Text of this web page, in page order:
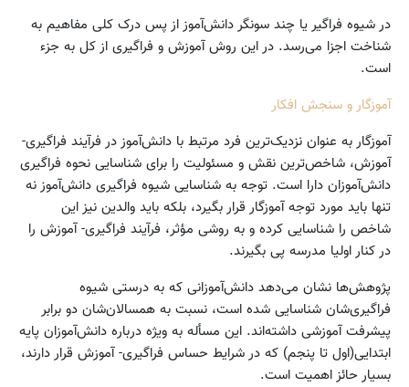
در شیوه فراگیر یا چند سونگر دانش‌آموز از پس درک کلی مفاهیم به
شناخت اجزا می‌رسد. در این روش آموزش و فراگیری از کل به جزء
است.
آموزگار و سنجش افکار
آموزگار به عنوان نزدیک‌ترین فرد مرتبط با دانش‌آموز در فرآیند فراگیری-
آموزش، شاخص‌ترین نقش و مسئولیت را برای شناسایی نحوه فراگیری
دانش‌آموزان دارا است. توجه به شناسایی شیوه فراگیری دانش‌آموز نه
تنها باید مورد توجه آموزگار قرار بگیرد، بلکه باید والدین نیز این
شاخص را شناسایی کرده و به روشی مؤثر، فرآیند فراگیری- آموزش را
در کنار اولیا مدرسه پی بگیرند.
پژوهش‌ها نشان می‌دهد دانش‌آموزانی که به درستی شیوه
فراگیری‌شان شناسایی شده است، نسبت به همسالان‌شان دو برابر
پیشرفت آموزشی داشته‌اند. این مسأله به ویژه درباره دانش‌آموزان پایه
ابتدایی(اول تا پنجم) که در شرایط حساس فراگیری- آموزش قرار دارند،
بسیار حائز اهمیت است.